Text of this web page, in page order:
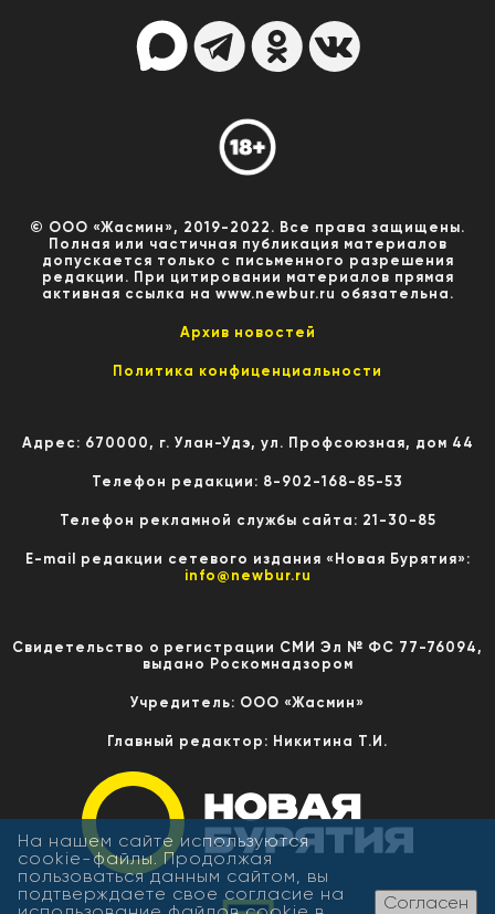
© ООО «Жасмин», 2019-2022. Все права защищены.
Полная или частичная публикация материалов
допускается только с письменного разрешения
редакции. При цитировании материалов прямая
активная ссылка на www.newbur.ru обязательна.
Архив новостей
Политика конфиценциальности
Адрес: 670000, г. Улан-Удэ, ул. Профсоюзная, дом 44
Телефон редакции: 8-902-168-85-53
Телефон рекламной службы сайта: 21-30-85
E-mail редакции сетевого издания «Новая Бурятия»:
info@newbur.ru
Свидетельство о регистрации СМИ Эл № ФС 77-76094,
выдано Роскомнадзором
Учредитель: ООО «Жасмин»
Главный редактор: Никитина Т.И.
На нашем сайте используются
cookie-файлы. Продолжая
пользоваться данным сайтом, вы
подтверждаете свое согласие на
Согласен